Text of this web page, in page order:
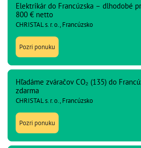
Elektrikár do Francúzska – dlhodobé
800 € netto
CHRISTAL s. r. o., Francúzsko
Pozri ponuku
Hľadáme zváračov CO₂ (135) do
zdarma
CHRISTAL s. r. o., Francúzsko
Pozri ponuku